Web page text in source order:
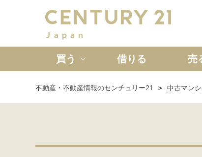
買う
新築一戸建て 中古
借りる 売
不動産・不動産情報のセンチュリー21 中古マン